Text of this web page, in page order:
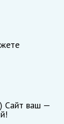
Сайт ваш —